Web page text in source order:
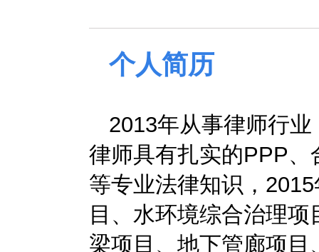
个人简历
2013年从事律师行
律师具有扎实的PPP
等专业法律知识，
目、水环境综合治理
梁项目、地下管廊项